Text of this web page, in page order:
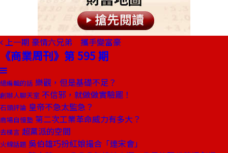
上一期 豪情六兄弟 攜手變富豪
《商業周刊》第 595 期
總編輯的話 樂觀，但是基礎不足？
創辦人聊天室 不信邪，就做做實驗罷！
石頭評論 皇帝不急太監急？
商場自慢塾 第二次工業革命威力有多大？
去梯言 超黨派的空間
火線話題 吳伯雄巧扮紅娘撮合「連宋會」